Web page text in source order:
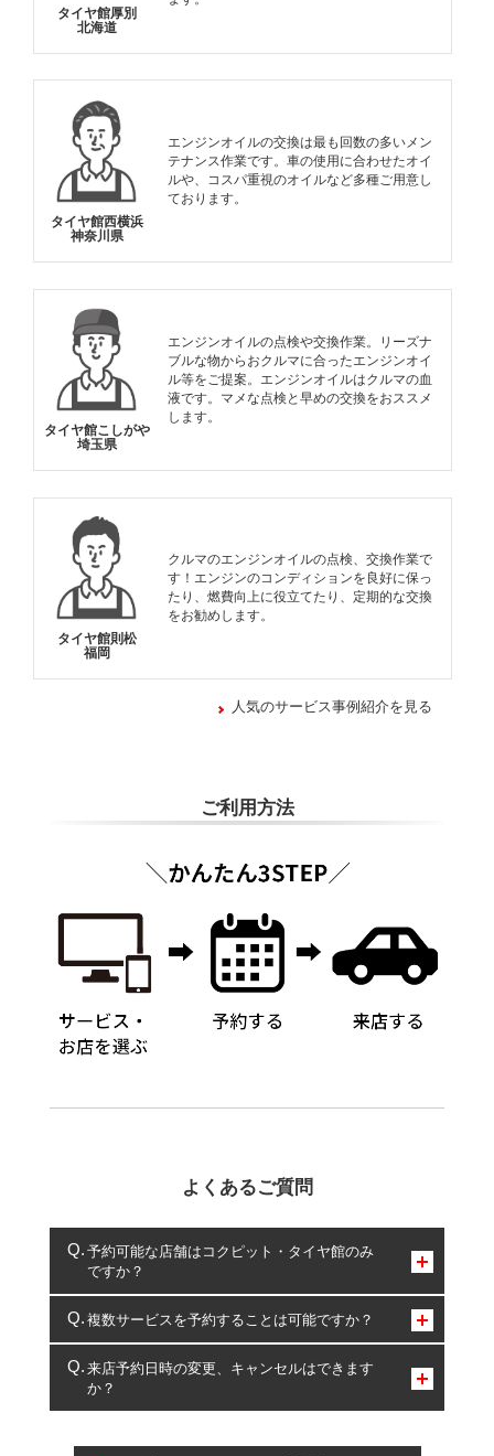
タイヤ館厚別
北海道
タイヤ館西横浜
神奈川県
エンジンオイルの交換は最も回数の多いメン
テナンス作業です。車の使用に合わせたオイ
ルや、コスパ重視のオイルなど多種ご用意し
ております。
タイヤ館こしがや
埼玉県
エンジンオイルの点検や交換作業。リーズナ
ブルな物からおクルマに合ったエンジンオイ
ル等をご提案。エンジンオイルはクルマの血
液です。マメな点検と早めの交換をおススメ
します。
タイヤ館則松
福岡
クルマのエンジンオイルの点検、交換作業で
す！エンジンのコンディションを良好に保っ
たり、燃費向上に役立てたり、定期的な交換
をお勧めします。
人気のサービス事例紹介を見る
ご利用方法
よくあるご質問
予約可能な店舗はコクピット・タイヤ館のみ
ですか？
コクピット・タイヤ館のみとなります。
複数サービスを予約することは可能ですか？
複数サービスのご予約は可能です。
一部の商品・サービスの組み合わせに限り、同時にご予約が
出来ないものもございます。
来店予約日時の変更、キャンセルはできます
か？